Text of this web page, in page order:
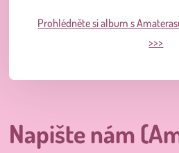
Prohlédněte si album s
>>>
Napište nám